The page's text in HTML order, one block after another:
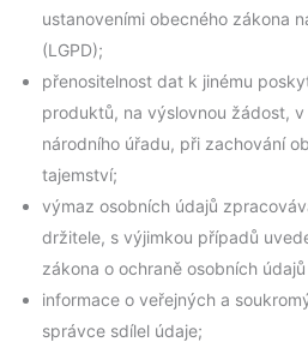
ustanoveními obecného zákona
(LGPD);
přenositelnost dat k jinému
produktů, na výslovnou žádost,
národního úřadu, při zachování
tajemství;
výmaz osobních údajů
držitele, s výjimkou případů
zákona o ochraně osobních údajů
informace o veřejných a
správce sdílel údaje;